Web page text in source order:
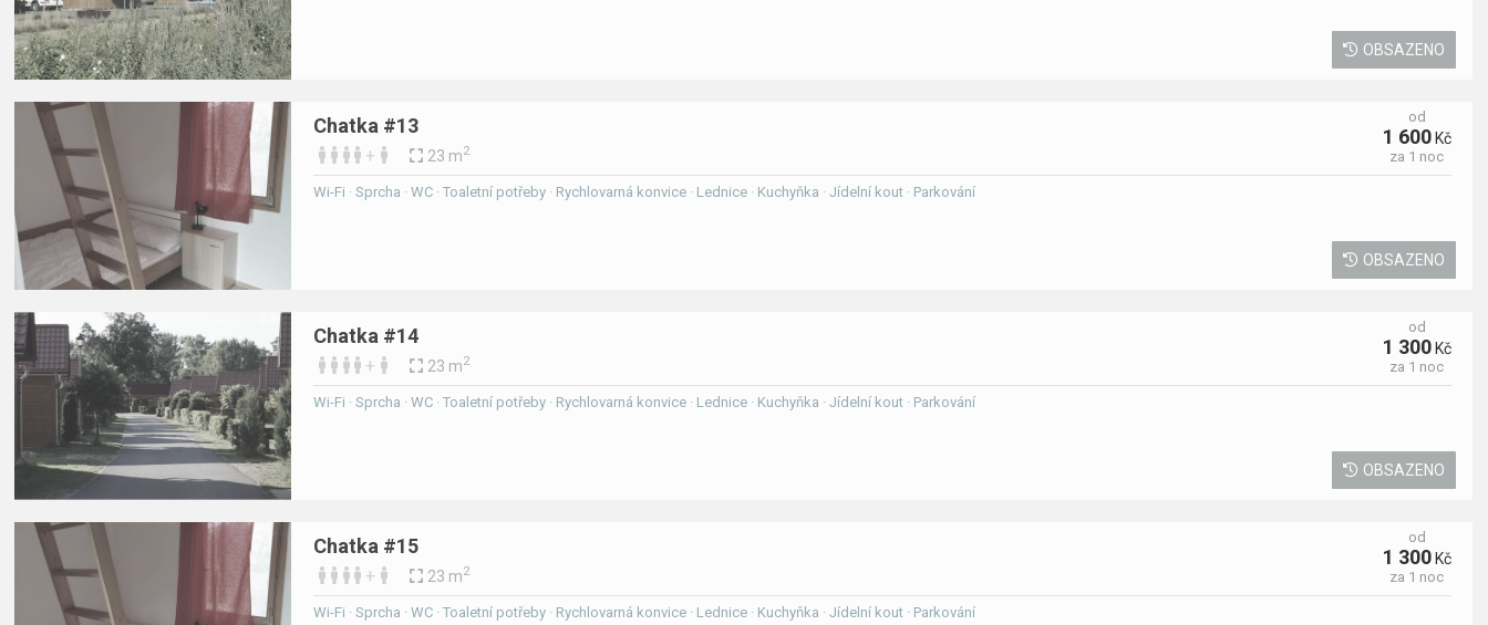
OBSAZENO
Chatka #13
+ 23 m2
od
1 600Kč
za 1 noc
Wi-Fi · Sprcha · WC · Toaletní potřeby · Rychlovarná konvice · Lednice · Kuchyňka · Jídelní kout · Parkování
OBSAZENO
Chatka #14
+ 23 m2
od
1 300Kč
za 1 noc
Wi-Fi · Sprcha · WC · Toaletní potřeby · Rychlovarná konvice · Lednice · Kuchyňka · Jídelní kout · Parkování
OBSAZENO
Chatka #15
+ 23 m2
od
1 300Kč
za 1 noc
Wi-Fi · Sprcha · WC · Toaletní potřeby · Rychlovarná konvice · Lednice · Kuchyňka · Jídelní kout · Parkování